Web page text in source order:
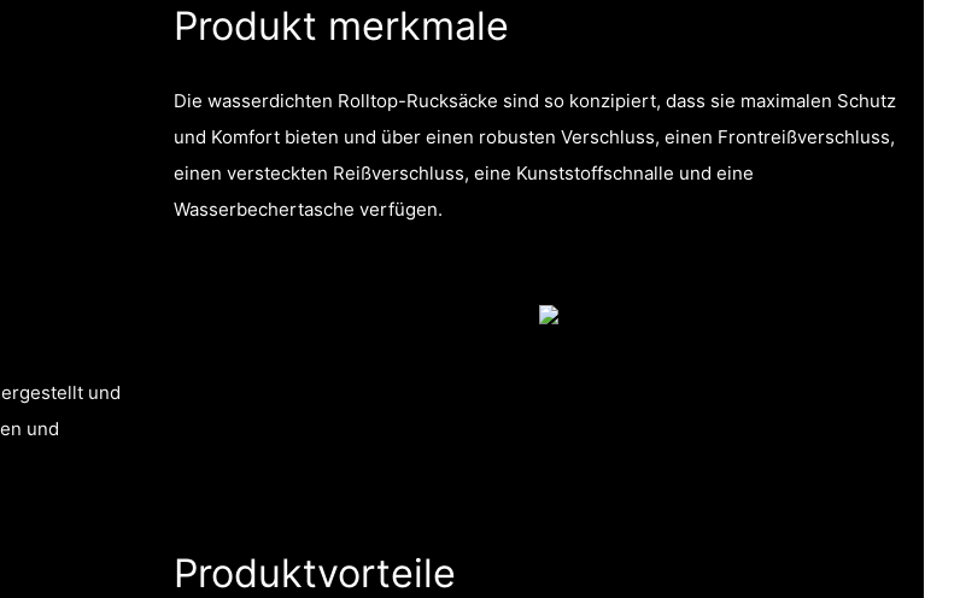
Produkt merkmale
Die wasserdichten Rolltop-Rucksäcke sind so konzipiert, dass sie maximalen Schutz
und Komfort bieten und über einen robusten Verschluss, einen Frontreißverschluss,
einen versteckten Reißverschluss, eine Kunststoffschnalle und eine
Wasserbechertasche verfügen.
und
und
Produktvorteile